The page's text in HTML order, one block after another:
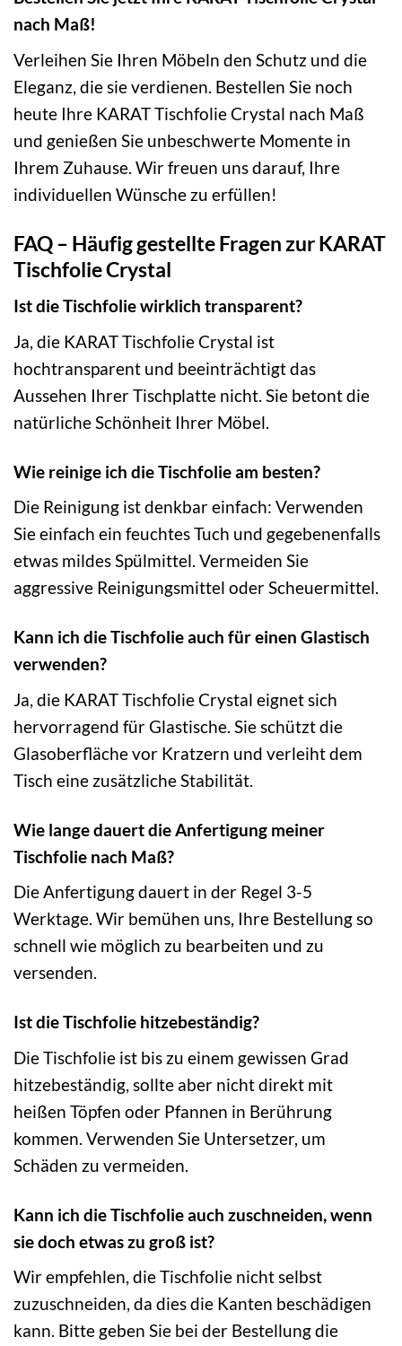
nach Maß!
Verleihen Sie Ihren Möbeln den Schutz und die
Eleganz, die sie verdienen. Bestellen Sie noch
heute Ihre KARAT Tischfolie Crystal nach Maß
und genießen Sie unbeschwerte Momente in
Ihrem Zuhause. Wir freuen uns darauf, Ihre
individuellen Wünsche zu erfüllen!
FAQ – Häufig gestellte Fragen zur KARAT
Tischfolie Crystal
Ist die Tischfolie wirklich transparent?
Ja, die KARAT Tischfolie Crystal ist
hochtransparent und beeinträchtigt das
Aussehen Ihrer Tischplatte nicht. Sie betont die
natürliche Schönheit Ihrer Möbel.
Wie reinige ich die Tischfolie am besten?
Die Reinigung ist denkbar einfach: Verwenden
Sie einfach ein feuchtes Tuch und gegebenenfalls
etwas mildes Spülmittel. Vermeiden Sie
aggressive Reinigungsmittel oder Scheuermittel.
Kann ich die Tischfolie auch für einen Glastisch
verwenden?
Ja, die KARAT Tischfolie Crystal eignet sich
hervorragend für Glastische. Sie schützt die
Glasoberfläche vor Kratzern und verleiht dem
Tisch eine zusätzliche Stabilität.
Wie lange dauert die Anfertigung meiner
Tischfolie nach Maß?
Die Anfertigung dauert in der Regel 3-5
Werktage. Wir bemühen uns, Ihre Bestellung so
schnell wie möglich zu bearbeiten und zu
versenden.
Ist die Tischfolie hitzebeständig?
Die Tischfolie ist bis zu einem gewissen Grad
hitzebeständig, sollte aber nicht direkt mit
heißen Töpfen oder Pfannen in Berührung
kommen. Verwenden Sie Untersetzer, um
Schäden zu vermeiden.
Kann ich die Tischfolie auch zuschneiden, wenn
sie doch etwas zu groß ist?
Wir empfehlen, die Tischfolie nicht selbst
zuzuschneiden, da dies die Kanten beschädigen
kann. Bitte geben Sie bei der Bestellung die